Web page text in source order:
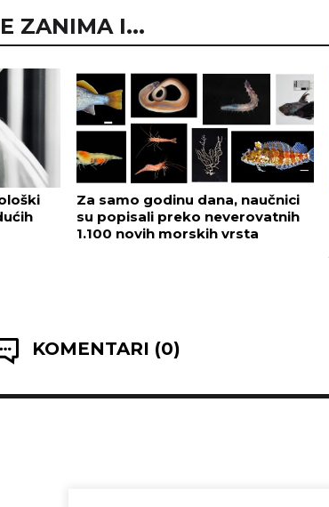
ZANIMA I...
Za samo godinu dana, naučnici
su popisali preko neverovatnih
1.100 novih morskih vrsta
KOMENTARI (0)